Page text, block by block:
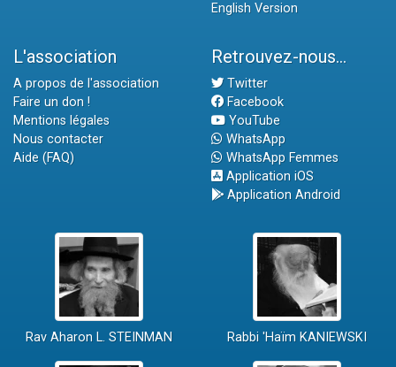
English Version
L'association
A propos de l'association
Faire un don !
Mentions légales
Nous contacter
Aide (FAQ)
Retrouvez-nous...
Twitter
Facebook
YouTube
WhatsApp
WhatsApp Femmes
Application iOS
Application Android
Rav Aharon L. STEINMAN Rabbi 'Haïm KANIEWSKI